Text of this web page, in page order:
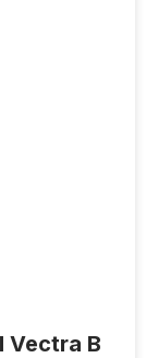
Vectra B